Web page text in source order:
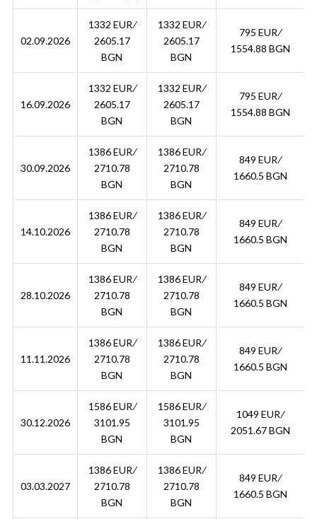
02.09.2026
1332 EUR ∕
2605.17
BGN
1332 EUR ∕
2605.17
BGN
795 EUR ∕
1554.88 BGN
16.09.2026
1332 EUR ∕
2605.17
BGN
1332 EUR ∕
2605.17
BGN
795 EUR ∕
1554.88 BGN
30.09.2026
1386 EUR ∕
2710.78
BGN
1386 EUR ∕
2710.78
BGN
849 EUR ∕
1660.5 BGN
14.10.2026
1386 EUR ∕
2710.78
BGN
1386 EUR ∕
2710.78
BGN
849 EUR ∕
1660.5 BGN
28.10.2026
1386 EUR ∕
2710.78
BGN
1386 EUR ∕
2710.78
BGN
849 EUR ∕
1660.5 BGN
11.11.2026
1386 EUR ∕
2710.78
BGN
1386 EUR ∕
2710.78
BGN
849 EUR ∕
1660.5 BGN
30.12.2026
1586 EUR ∕
3101.95
BGN
1586 EUR ∕
3101.95
BGN
1049 EUR ∕
2051.67 BGN
03.03.2027
1386 EUR ∕
2710.78
BGN
1386 EUR ∕
2710.78
BGN
849 EUR ∕
1660.5 BGN